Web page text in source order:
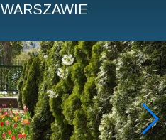
WARSZAWIE